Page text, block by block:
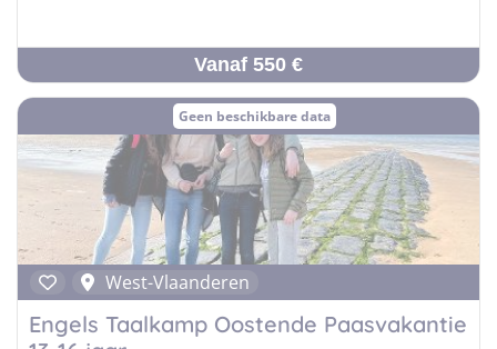
Vanaf 550 €
Geen beschikbare data
West-Vlaanderen
Engels Taalkamp Oostende Paasvakantie